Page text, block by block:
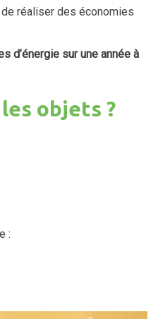
réaliser des économies
d’énergie sur une année à
objets ?
: